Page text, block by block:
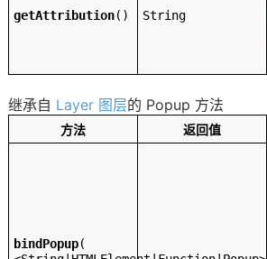
getAttribution() String
继承自 Layer 图层的 Popup 方法
方法 返回值
bindPopup(